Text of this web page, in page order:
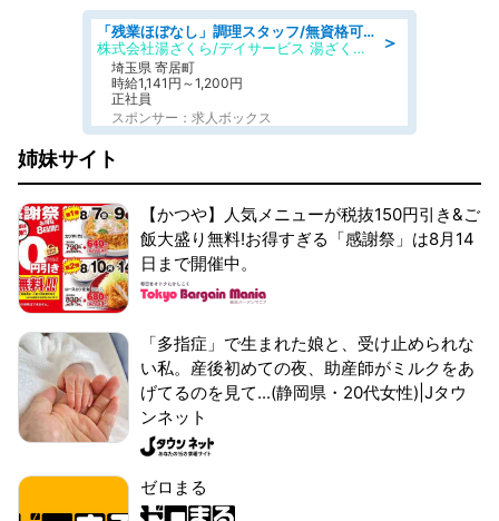
＞
「残業ほぼなし」調理スタッフ/無資格可/正職員/日勤のみ/デイサービス/社会保障完備
株式会社湯ざくら/デイサービス 湯ざくらケアリゾート
埼玉県 寄居町
時給1,141円～1,200円
正社員
スポンサー：求人ボックス
姉妹サイト
【かつや】人気メニューが税抜150円引き&ご
飯大盛り無料!お得すぎる「感謝祭」は8月14
日まで開催中。
「多指症」で生まれた娘と、受け止められな
い私。産後初めての夜、助産師がミルクをあ
げてるのを見て...(静岡県・20代女性)|Jタウ
ンネット
ゼロまる